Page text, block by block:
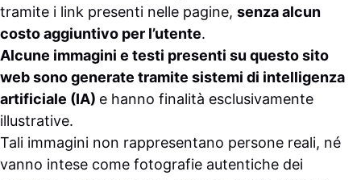
tramite i link presenti nelle pagine, senza alcun
costo aggiuntivo per l’utente.
Alcune immagini e testi presenti su questo sito
web sono generate tramite sistemi di intelligenza
artificiale (IA) e hanno finalità esclusivamente
illustrative.
Tali immagini non rappresentano persone reali, né
vanno intese come fotografie autentiche dei